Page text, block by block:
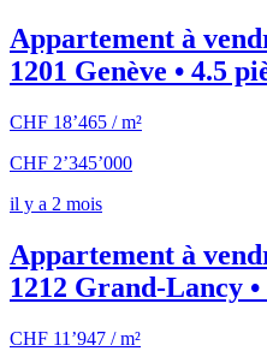
Appartement à
1201 Genève • 4.5
CHF 18’465 / m²
CHF 2’345’000
il y a 2 mois
Appartement à
1212 Grand-Lancy •
CHF 11’947 / m²